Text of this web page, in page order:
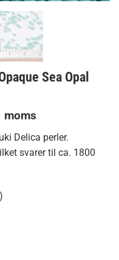
Sea Opal
moms
Delica perler.
svarer til ca. 1800